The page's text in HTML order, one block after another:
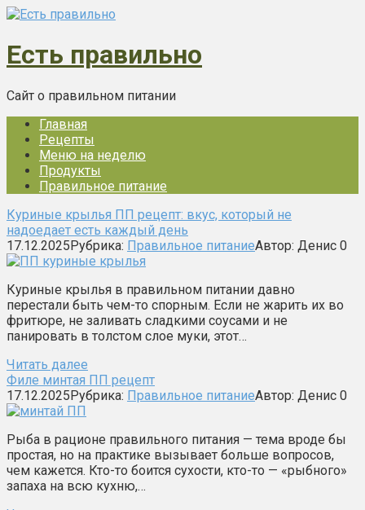
Перейти
контенту
Есть правильно
Сайт о правильном питании
Главная
Рецепты
Меню на неделю
Продукты
Правильное питание
Куриные крылья ПП рецепт: вкус, который не
надоедает есть каждый день
17.12.2025Рубрика: Правильное питаниеАвтор: Денис 0
Куриные крылья в правильном питании давно
перестали быть чем-то спорным. Если не жарить их во
фритюре, не заливать сладкими соусами и не
панировать в толстом слое муки, этот…
Читать далее
Филе минтая ПП рецепт
17.12.2025Рубрика: Правильное питаниеАвтор: Денис 0
Рыба в рационе правильного питания — тема вроде бы
простая, но на практике вызывает больше вопросов,
чем кажется. Кто-то боится сухости, кто-то — «рыбного»
запаха на всю кухню,…